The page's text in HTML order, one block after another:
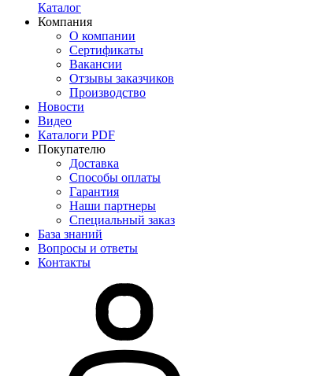
Каталог
Компания
О компании
Сертификаты
Вакансии
Отзывы заказчиков
Производство
Новости
Видео
Каталоги PDF
Покупателю
Доставка
Способы оплаты
Гарантия
Наши партнеры
Специальный заказ
База знаний
Вопросы и ответы
Контакты